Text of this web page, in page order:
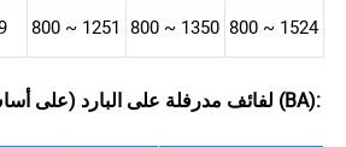
800 ~ 1251 800 ~ 1350 800 ~ 1524